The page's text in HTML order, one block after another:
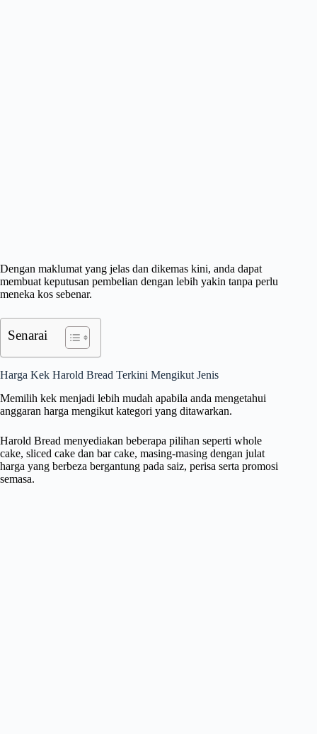
Dengan maklumat yang jelas dan dikemas kini, anda dapat
membuat keputusan pembelian dengan lebih yakin tanpa perlu
meneka kos sebenar.
Senarai
Harga Kek Harold Bread Terkini Mengikut Jenis
Memilih kek menjadi lebih mudah apabila anda mengetahui
anggaran harga mengikut kategori yang ditawarkan.
Harold Bread menyediakan beberapa pilihan seperti whole
cake, sliced cake dan bar cake, masing-masing dengan julat
harga yang berbeza bergantung pada saiz, perisa serta promosi
semasa.